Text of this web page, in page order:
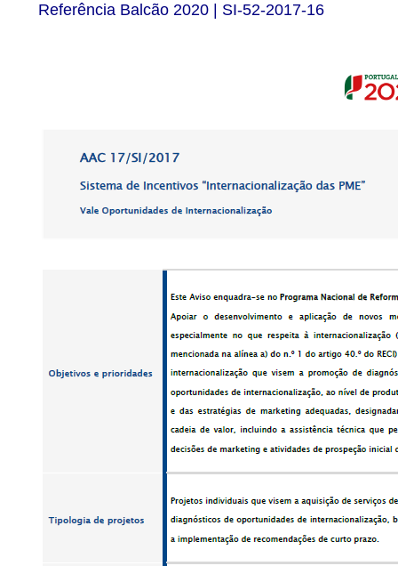
Referência Balcão 2020 | SI-52-2017-16